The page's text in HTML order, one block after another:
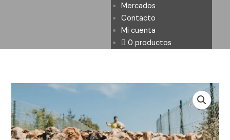
Mercados
Contacto
Mi cuenta
0 productos